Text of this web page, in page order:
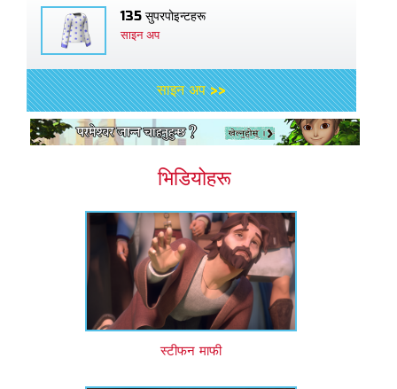
135 सुपरपोइन्टहरू
साइन अप
साइन अप >>
भिडियोहरू
स्टीफन माफी